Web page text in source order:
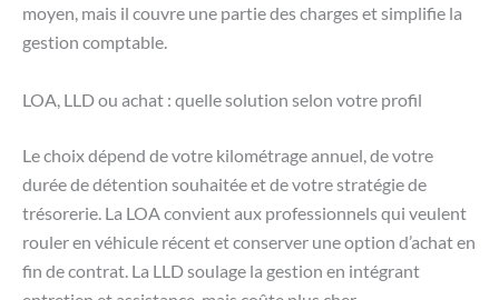
moyen, mais il couvre une partie des charges et simplifie la
gestion comptable.
LOA, LLD ou achat : quelle solution selon votre profil
Le choix dépend de votre kilométrage annuel, de votre
durée de détention souhaitée et de votre stratégie de
trésorerie. La LOA convient aux professionnels qui veulent
rouler en véhicule récent et conserver une option d’achat en
fin de contrat. La LLD soulage la gestion en intégrant